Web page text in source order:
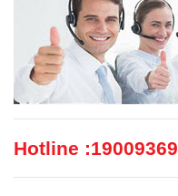
Hotline :19009369